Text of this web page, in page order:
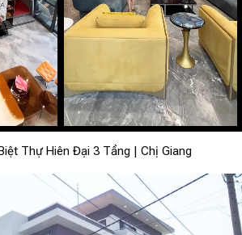
Thự Hiên Đại 3 Tầng | Chị Giang